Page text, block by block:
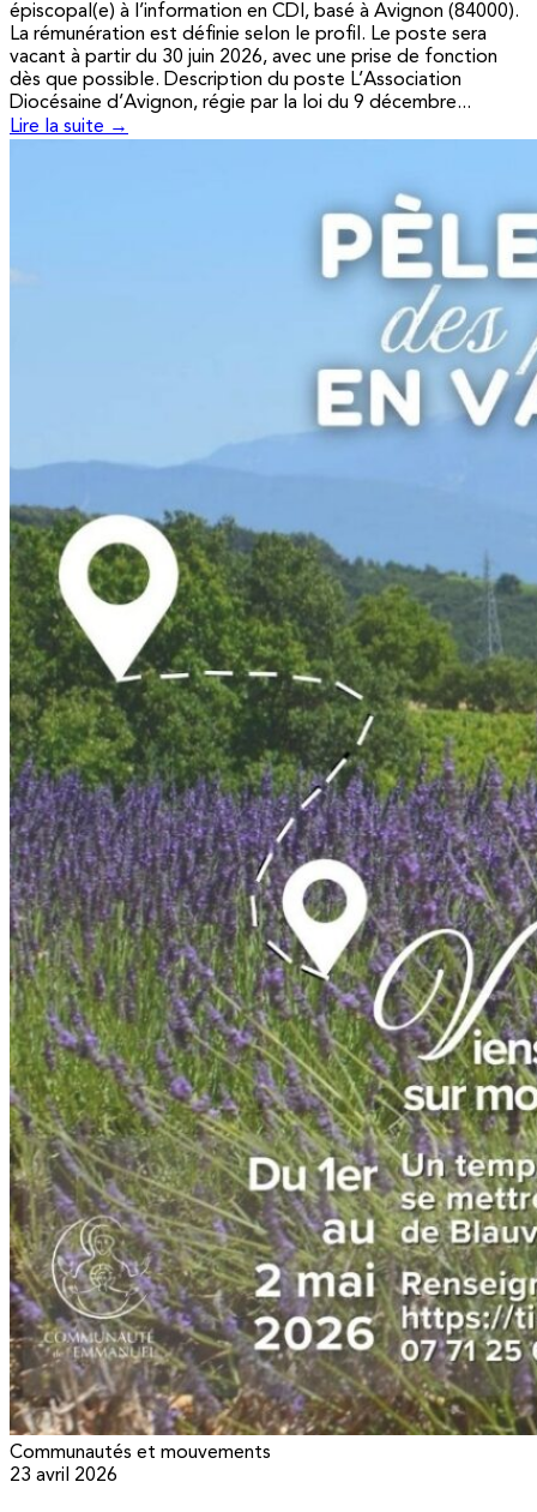
épiscopal(e) à l’information en CDI, basé à Avignon (84000).
La rémunération est définie selon le profil. Le poste sera
vacant à partir du 30 juin 2026, avec une prise de fonction
dès que possible. Description du poste L’Association
Diocésaine d’Avignon, régie par la loi du 9 décembre...
Lire la suite →
Communautés et mouvements
23 avril 2026